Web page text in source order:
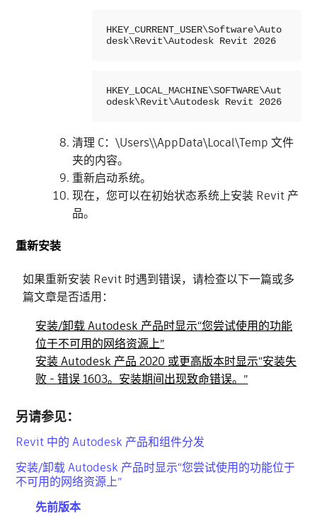
HKEY_CURRENT_USER\Software\Auto
desk\Revit\Autodesk Revit 2026
HKEY_LOCAL_MACHINE\SOFTWARE\Aut
odesk\Revit\Autodesk Revit 2026
清理 C：\Users\\AppData\Local\Temp 文件
夹的内容。
重新启动系统。
现在，您可以在初始状态系统上安装 Revit 产
品。
重新安装
如果重新安装 Revit 时遇到错误，请检查以下一篇或多
篇文章是否适用：
安装/卸载 Autodesk 产品时显示“您尝试使用的功能
位于不可用的网络资源上”
安装 Autodesk 产品 2020 或更高版本时显示“安装失
败 - 错误 1603。安装期间出现致命错误。”
另请参见：
Revit 中的 Autodesk 产品和组件分发
安装/卸载 Autodesk 产品时显示“您尝试使用的功能位于
不可用的网络资源上”
先前版本